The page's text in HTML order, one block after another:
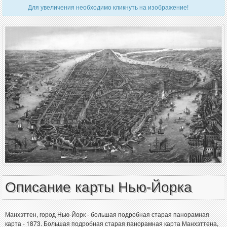
Для увеличения необходимо кликнуть на изображение!
Описание карты Нью-Йорка
Манхэттен, город Нью-Йорк - большая подробная старая панорамная
карта - 1873. Большая подробная старая панорамная карта Манхэттена,